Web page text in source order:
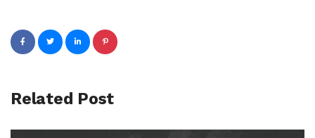
Related Post